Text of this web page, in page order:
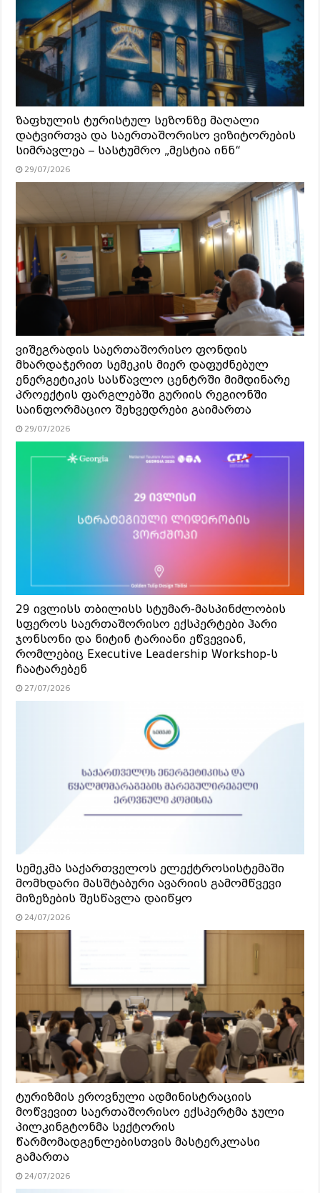
ზაფხულის ტურისტულ სეზონზე მაღალი
დატვირთვა და საერთაშორისო ვიზიტორების
სიმრავლეა – სასტუმრო „მესტია ინნ“
29/07/2026
ვიშეგრადის საერთაშორისო ფონდის
მხარდაჭერით სემეკის მიერ დაფუძნებულ
ენერგეტიკის სასწავლო ცენტრში მიმდინარე
პროექტის ფარგლებში გურიის რეგიონში
საინფორმაციო შეხვედრები გაიმართა
29/07/2026
29 ივლისს თბილისს სტუმარ-მასპინძლობის
სფეროს საერთაშორისო ექსპერტები ჰარი
ჯონსონი და ნიტინ ტარიანი ეწვევიან,
რომლებიც Executive Leadership Workshop-ს
ჩაატარებენ
27/07/2026
სემეკმა საქართველოს ელექტროსისტემაში
მომხდარი მასშტაბური ავარიის გამომწვევი
მიზეზების შესწავლა დაიწყო
24/07/2026
ტურიზმის ეროვნული ადმინისტრაციის
მოწვევით საერთაშორისო ექსპერტმა ჯული
პილკინგტონმა სექტორის
წარმომადგენლებისთვის მასტერკლასი
გამართა
24/07/2026